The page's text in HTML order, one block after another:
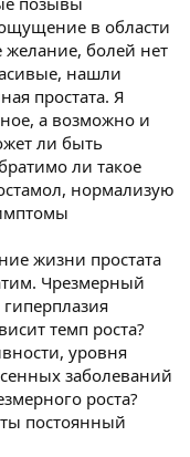
в области
желание, болей нет
нашли
простата. Я
а возможно и
ли быть
ли такое
нормализую
жизни простата
Чрезмерный
гиперплазия
темп роста?
уровня
заболеваний
роста?
постоянный